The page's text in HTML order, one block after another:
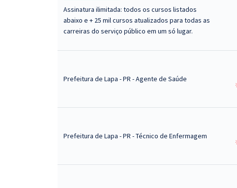
Assinatura ilimitada: todos os cursos listados
abaixo e + 25 mil cursos atualizados para todas as
carreiras do serviço público em um só lugar.
Prefeitura de Lapa - PR - Agente de Saúde
Prefeitura de Lapa - PR - Técnico de Enfermagem